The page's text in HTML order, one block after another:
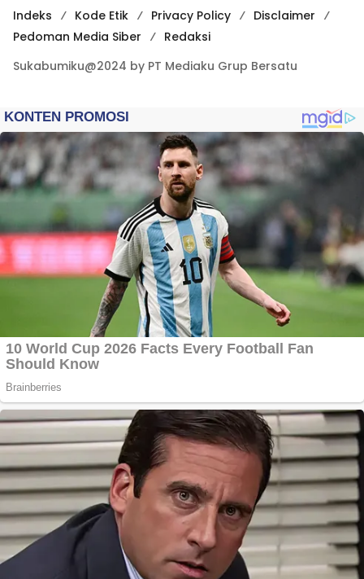
Indeks Kode Etik Privacy Policy
Disclaimer
Pedoman Media Siber
Redaksi
Sukabumiku@2024 by PT Mediaku Grup Bersatu